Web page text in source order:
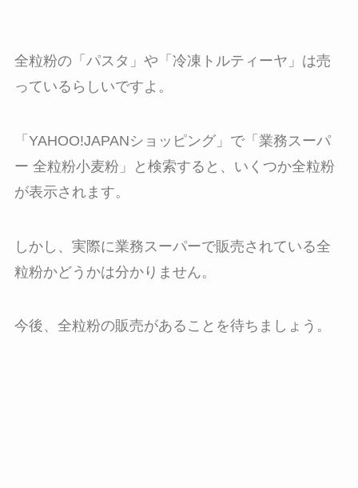
全粒粉の「パスタ」や「冷凍トルティーヤ」は売
っているらしいですよ。
「YAHOO!JAPANショッピング」で「業務スーパ
ー 全粒粉小麦粉」と検索すると、いくつか全粒粉
が表示されます。
しかし、実際に業務スーパーで販売されている全
粒粉かどうかは分かりません。
今後、全粒粉の販売があることを待ちましょう。